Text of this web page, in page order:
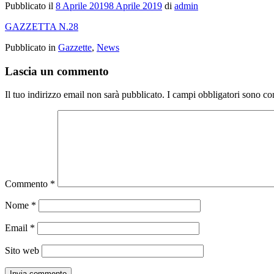
Pubblicato il 8 Aprile 20198 Aprile 2019 di admin
GAZZETTA N.28
Pubblicato in Gazzette, News
Lascia un commento
Il tuo indirizzo email non sarà pubblicato. I campi obbligatori sono
Commento *
Nome *
Email *
Sito web